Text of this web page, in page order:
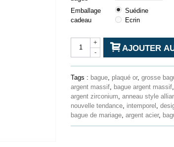
Emballage
cadeau
Suédine
Ecrin
-
+
AJOUTER
Tags : bague, plaqué or, grosse
argent massif, bague argent massif
argent zirconium, anneau style
nouvelle tendance, intemporel ,
bague de mariage, argent acier,